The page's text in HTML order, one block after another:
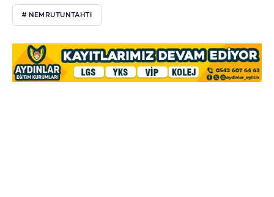
# NEMRUTUNTAHTI